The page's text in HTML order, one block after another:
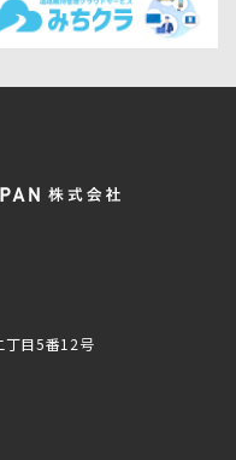
丁目5番12号